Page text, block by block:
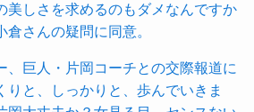
美しさを求めるのもダメなんですか
さんの疑問に同意。
、巨人・片岡コーチとの交際報道に
りと、しっかりと、歩んでいきま